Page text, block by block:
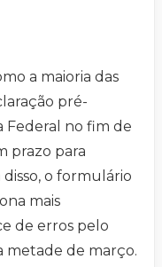
a maioria das
pré-
Federal no fim de
prazo para
disso, o formulário
mais
de erros pelo
metade de março.